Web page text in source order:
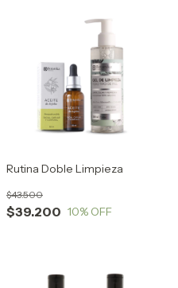
Rutina Doble Limpieza
$39.200
$43.500
10% OFF